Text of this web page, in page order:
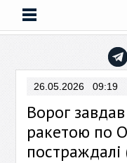
26.05.2026 09:19
Ворог
ракетою по